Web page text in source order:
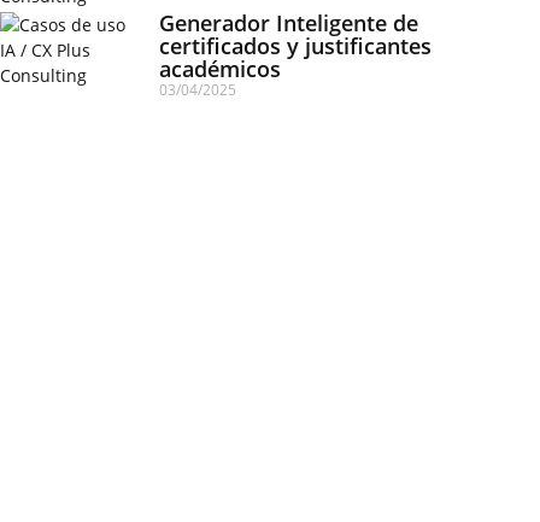
Generador Inteligente de
certificados y justificantes
académicos
03/04/2025